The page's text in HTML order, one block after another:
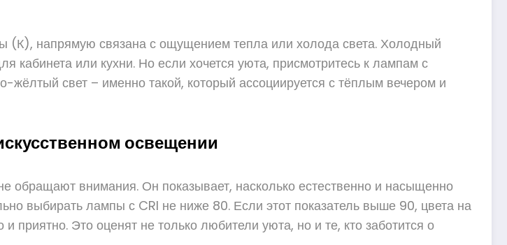
(К), напрямую связана с ощущением тепла или холода света. Холодный
кабинета или кухни. Но если хочется уюта, присмотритесь к лампам с
свет – именно такой, который ассоциируется с тёплым вечером и
освещении
обращают внимания. Он показывает, насколько естественно и насыщенно
выбирать лампы с CRI не ниже 80. Если этот показатель выше 90, цвета на
приятно. Это оценят не только любители уюта, но и те, кто заботится о